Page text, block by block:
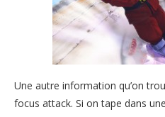
Une autre information qu’on
focus attack. Si on tape dans